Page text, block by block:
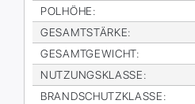
POL­HÖ­HE:
GE­SAMT­STÄR­KE:
GE­SAMT­GE­WICHT:
NUT­ZUNGS­KLAS­SE:
BRAND­SCHUTZ­KLAS­SE: